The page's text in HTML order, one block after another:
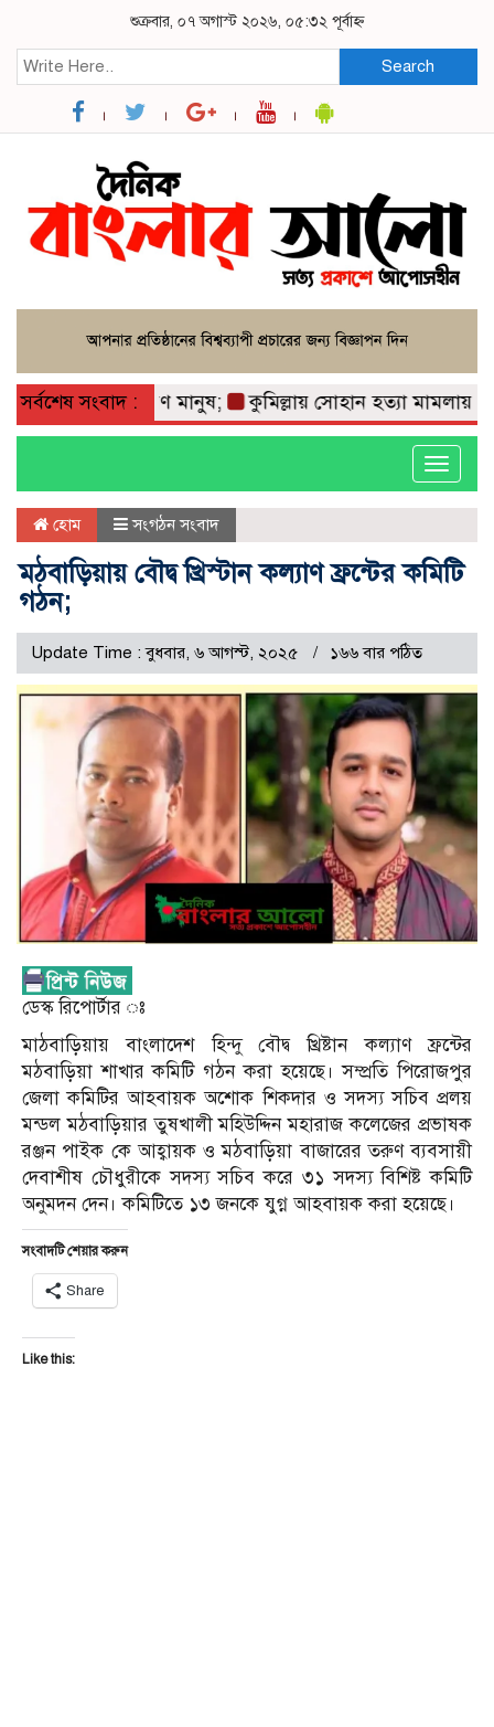
শুক্রবার, ০৭ অগাস্ট ২০২৬, ০৫:৩২ পূর্বাহ্ন
Search
সর্বশেষ সংবাদ :
সাধারণ মানুষ; কুমিল্লায় সোহান হত্যা মামলায়
Toggle
হোম সংগঠন সংবাদ
মঠবাড়িয়ায় বৌদ্ব খ্রিস্টান কল্যাণ ফ্রন্টের কমিটি
গঠন;
Update Time : বুধবার, ৬ আগস্ট, ২০২৫ ১৬৬ বার পঠিত
ডেস্ক রিপোর্টার ঃ
মাঠবাড়িয়ায় বাংলাদেশ হিন্দু বৌদ্ব খ্রিষ্টান কল্যাণ ফ্রন্টের
মঠবাড়িয়া শাখার কমিটি গঠন করা হয়েছে। সম্প্রতি পিরোজপুর
জেলা কমিটির আহবায়ক অশোক শিকদার ও সদস্য সচিব প্রলয়
মন্ডল মঠবাড়িয়ার তুষখালী মহিউদ্দিন মহারাজ কলেজের প্রভাষক
রঞ্জন পাইক কে আহ্বায়ক ও মঠবাড়িয়া বাজারের তরুণ ব্যবসায়ী
দেবাশীষ চৌধুরীকে সদস্য সচিব করে ৩১ সদস্য বিশিষ্ট কমিটি
অনুমদন দেন। কমিটিতে ১৩ জনকে যুগ্ন আহবায়ক করা হয়েছে।
সংবাদটি শেয়ার করুন
Share
Like this: